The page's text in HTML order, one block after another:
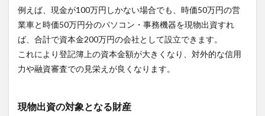
例えば、現金が100万円しかない場合でも、時価50万円の営
業車と時価50万円分のパソコン・事務機器を現物出資すれ
ば、合計で資本金200万円の会社として設立できます。
これにより登記簿上の資本金額が大きくなり、対外的な信用
力や融資審査での見栄えが良くなります。
現物出資の対象となる財産